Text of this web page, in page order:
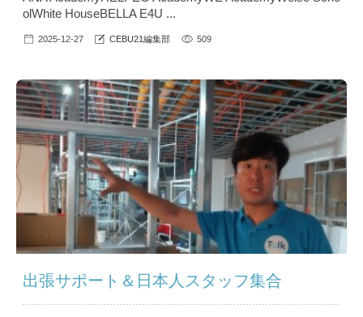
olWhite HouseBELLA E4U ...
2025-12-27 CEBU21編集部 509
出張サポート＆日本人スタッフ集合